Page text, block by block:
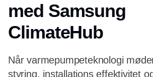
med Samsung
ClimateHub
Når varmepumpeteknologi
styring, installations effektivitet